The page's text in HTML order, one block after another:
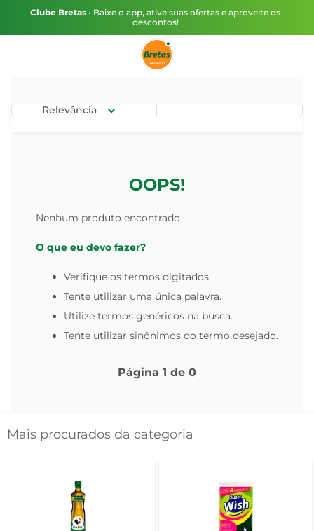
Clube Bretas • Baixe o app, ative suas ofertas e aproveite os
descontos!
Relevância
OOPS!
Nenhum produto encontrado
O que eu devo fazer?
Verifique os termos digitados.
Tente utilizar uma única palavra.
Utilize termos genéricos na busca.
Tente utilizar sinônimos do termo desejado.
Página 1 de 0
Mais procurados da categoria